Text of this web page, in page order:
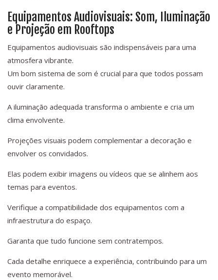
Equipamentos Audiovisuais: Som, Iluminação
e Projeção em Rooftops
Equipamentos audiovisuais são indispensáveis para uma
atmosfera vibrante.
Um bom sistema de som é crucial para que todos possam
ouvir claramente.
A iluminação adequada transforma o ambiente e cria um
clima envolvente.
Projeções visuais podem complementar a decoração e
envolver os convidados.
Elas podem exibir imagens ou vídeos que se alinhem aos
temas para eventos.
Verifique a compatibilidade dos equipamentos com a
infraestrutura do espaço.
Garanta que tudo funcione sem contratempos.
Cada detalhe enriquece a experiência, contribuindo para um
evento memorável.